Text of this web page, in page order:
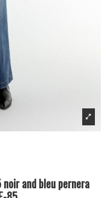
noir and bleu pernera